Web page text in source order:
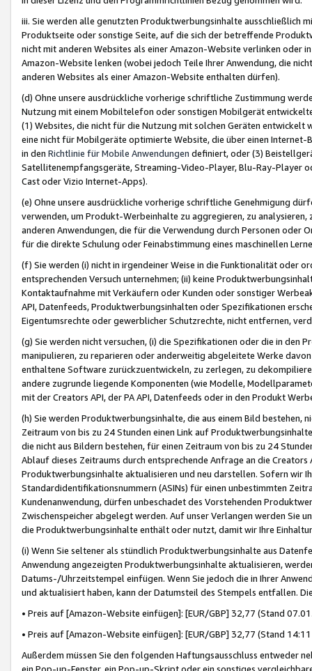
iii. Sie werden alle genutzten Produktwerbungsinhalte ausschließlich
Produktseite oder sonstige Seite, auf die sich der betreffende
nicht mit anderen Websites als einer Amazon-Website verlinken oder
Amazon-Website lenken (wobei jedoch Teile Ihrer Anwendung, die
anderen Websites als einer Amazon-Website enthalten dürfen).
(d) Ohne unsere ausdrückliche vorherige schriftliche Zustimmung
Nutzung mit einem Mobiltelefon oder sonstigen Mobilgerät
(1) Websites, die nicht für die Nutzung mit solchen Geräten
eine nicht für Mobilgeräte optimierte Website, die über einen
in den Richtlinie für Mobile Anwendungen definiert, oder (3)
Satellitenempfangsgeräte, Streaming-Video-Player, Blu-Ray-Player
Cast oder Vizio Internet-Apps).
(e) Ohne unsere ausdrückliche vorherige schriftliche Genehmigung
verwenden, um Produkt-Werbeinhalte zu aggregieren, zu
anderen Anwendungen, die für die Verwendung durch Personen
für die direkte Schulung oder Feinabstimmung eines maschinellen
(f) Sie werden (i) nicht in irgendeiner Weise in die Funktionalität oder
entsprechenden Versuch unternehmen; (ii) keine
Kontaktaufnahme mit Verkäufern oder Kunden oder sonstiger
API, Datenfeeds, Produktwerbungsinhalten oder Spezifikationen
Eigentumsrechte oder gewerblicher Schutzrechte, nicht entfernen,
(g) Sie werden nicht versuchen, (i) die Spezifikationen oder die in
manipulieren, zu reparieren oder anderweitig abgeleitete Werke
enthaltene Software zurückzuentwickeln, zu zerlegen, zu
andere zugrunde liegende Komponenten (wie Modelle,
mit der Creators API, der PA API, Datenfeeds oder in den Produkt
(h) Sie werden Produktwerbungsinhalte, die aus einem Bild bestehen,
Zeitraum von bis zu 24 Stunden einen Link auf
die nicht aus Bildern bestehen, für einen Zeitraum von bis zu 24
Ablauf dieses Zeitraums durch entsprechende Anfrage an die
Produktwerbungsinhalte aktualisieren und neu darstellen. Sofern wir
Standardidentifikationsnummern (ASINs) für einen unbestimmten
Kundenanwendung, dürfen unbeschadet des Vorstehenden
Zwischenspeicher abgelegt werden. Auf unser Verlangen werden Sie
die Produktwerbungsinhalte enthält oder nutzt, damit wir Ihre
(i) Wenn Sie seltener als stündlich Produktwerbungsinhalte aus
Anwendung angezeigten Produktwerbungsinhalte aktualisieren,
Datums-/Uhrzeitstempel einfügen. Wenn Sie jedoch die in Ihrer
und aktualisiert haben, kann der Datumsteil des Stempels entfallen.
• Preis auf [Amazon-Website einfügen]: [EUR/GBP] 32,77 (Stand
• Preis auf [Amazon-Website einfügen]: [EUR/GBP] 32,77 (Stand
Außerdem müssen Sie den folgenden Haftungsausschluss entweder
ein Pop-up-Fenster, ein Pop-up-Skript oder ein sonstiges